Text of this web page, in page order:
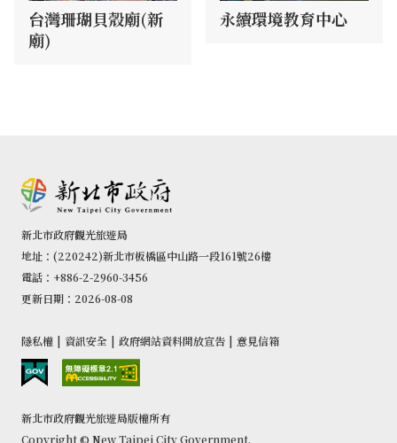
台灣珊瑚貝殼廟(新
廟)
永續環境教育中心
新北市政府觀光旅遊局
地址：(220242)新北市板橋區中山路一段161號26樓
電話：+886-2-2960-3456
更新日期：2026-08-08
隱私權 | 資訊安全 | 政府網站資料開放宣告 | 意見信箱
新北市政府觀光旅遊局版權所有
Copyright © New Taipei City Government.